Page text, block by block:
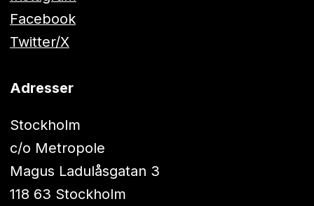
Facebook
Twitter/X
Adresser
Stockholm
c/o Metropole
Magus Ladulåsgatan 3
118 63 Stockholm